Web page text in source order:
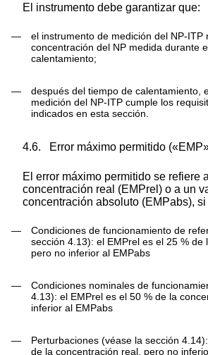
El instrumento debe garantizar que:
—
el instrumento de medición del NP-ITP
concentración del NP medida durante
calentamiento;
—
después del tiempo de calentamiento,
medición del NP-ITP cumple los
indicados en esta sección.
4.6. Error máximo permitido
El error máximo permitido se refiere
concentración real (EMPrel ) o a un
concentración absoluto (EMPabs), si
—
Condiciones de funcionamiento de
sección 4.13): el EMPrel es el 25 % de
pero no inferior al EMPabs
—
Condiciones nominales de
4.13): el EMPrel es el 50 % de la
inferior al EMPabs
— Perturbaciones (véase la sección
de la concentración real, pero no